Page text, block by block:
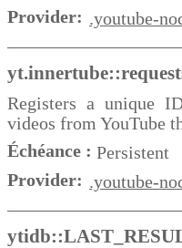
Provider: .youtube-
Registers a unique
videos from YouTube
Échéance : Persistent
Provider: .youtube-